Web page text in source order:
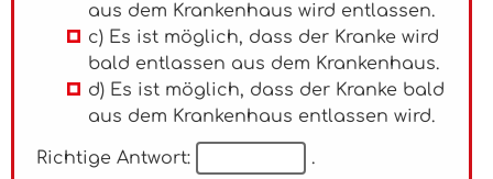
aus dem Krankenhaus wird entlassen.
c) Es ist möglich, dass der Kranke wird
bald entlassen aus dem Krankenhaus.
d) Es ist möglich, dass der Kranke bald
aus dem Krankenhaus entlassen wird.
Richtige Antwort: .